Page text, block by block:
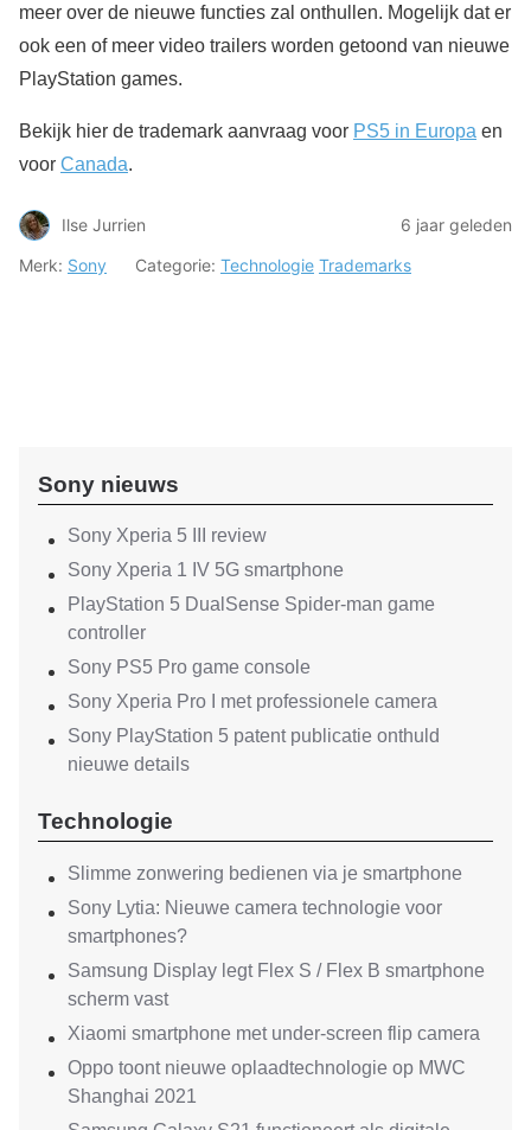
meer over de nieuwe functies zal onthullen. Mogelijk dat er
ook een of meer video trailers worden getoond van nieuwe
PlayStation games.
Bekijk hier de trademark aanvraag voor PS5 in Europa en
voor Canada.
Ilse Jurrien
6 jaar geleden
Merk: Sony Categorie: Technologie Trademarks
Sony nieuws
Sony Xperia 5 III review
Sony Xperia 1 IV 5G smartphone
PlayStation 5 DualSense Spider-man game
controller
Sony PS5 Pro game console
Sony Xperia Pro I met professionele camera
Sony PlayStation 5 patent publicatie onthuld
nieuwe details
Technologie
Slimme zonwering bedienen via je smartphone
Sony Lytia: Nieuwe camera technologie voor
smartphones?
Samsung Display legt Flex S / Flex B smartphone
scherm vast
Xiaomi smartphone met under-screen flip camera
Oppo toont nieuwe oplaadtechnologie op MWC
Shanghai 2021